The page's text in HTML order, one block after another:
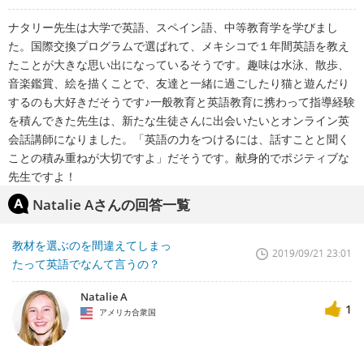
ナタリー先生は大学で英語、スペイン語、中等教育学を学びまし
た。国際交換プログラムで選ばれて、メキシコで１年間英語を教え
たことが大きな思い出になっているそうです。趣味は水泳、散歩、
音楽鑑賞、絵を描くことで、友達と一緒に過ごしたり猫と遊んだり
するのも大好きだそうです♪一般教育と英語教育に携わって指導経験
を積んできた先生は、新たな生徒さんに出会いたいとオンライン英
会話講師になりました。「英語の力をつけるには、話すことと聞く
ことの積み重ねが大切ですよ」だそうです。献身的でポジティブな
先生ですよ！
Natalie Aさんの回答一覧
教材を選ぶのを間違えてしまっ
たって英語でなんて言うの？
2019/09/21 23:01
Natalie A
アメリカ合衆国 1